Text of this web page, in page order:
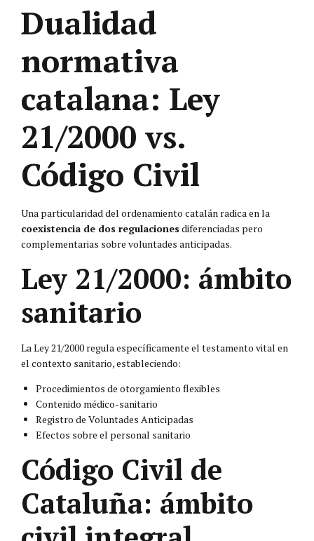
Dualidad
normativa
catalana: Ley
21/2000 vs.
Código Civil
Una particularidad del ordenamiento catalán radica en la
coexistencia de dos regulaciones diferenciadas pero
complementarias sobre voluntades anticipadas.
Ley 21/2000: ámbito
sanitario
La Ley 21/2000 regula específicamente el testamento vital en
el contexto sanitario, estableciendo:
Procedimientos de otorgamiento flexibles
Contenido médico-sanitario
Registro de Voluntades Anticipadas
Efectos sobre el personal sanitario
Código Civil de
Cataluña: ámbito